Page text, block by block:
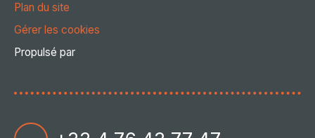
Plan du site
Gérer les cookies
Propulsé par